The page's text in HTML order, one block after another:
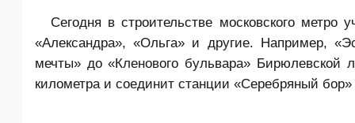
Сегодня в строительстве московского
«Александра», «Ольга» и другие. Например,
мечты» до «Кленового бульвара» Бирюлевской
километра и соединит станции «Серебряный